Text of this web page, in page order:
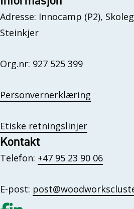
Adresse: Innocamp (P2),
Steinkjer
Org.nr: 927 525 399
Personvernerklæring
Etiske retningslinjer
Kontakt
Telefon: +47 95 23 90 06
E-post:
Gå til vår Facebook
Gå til vår LinkedIn